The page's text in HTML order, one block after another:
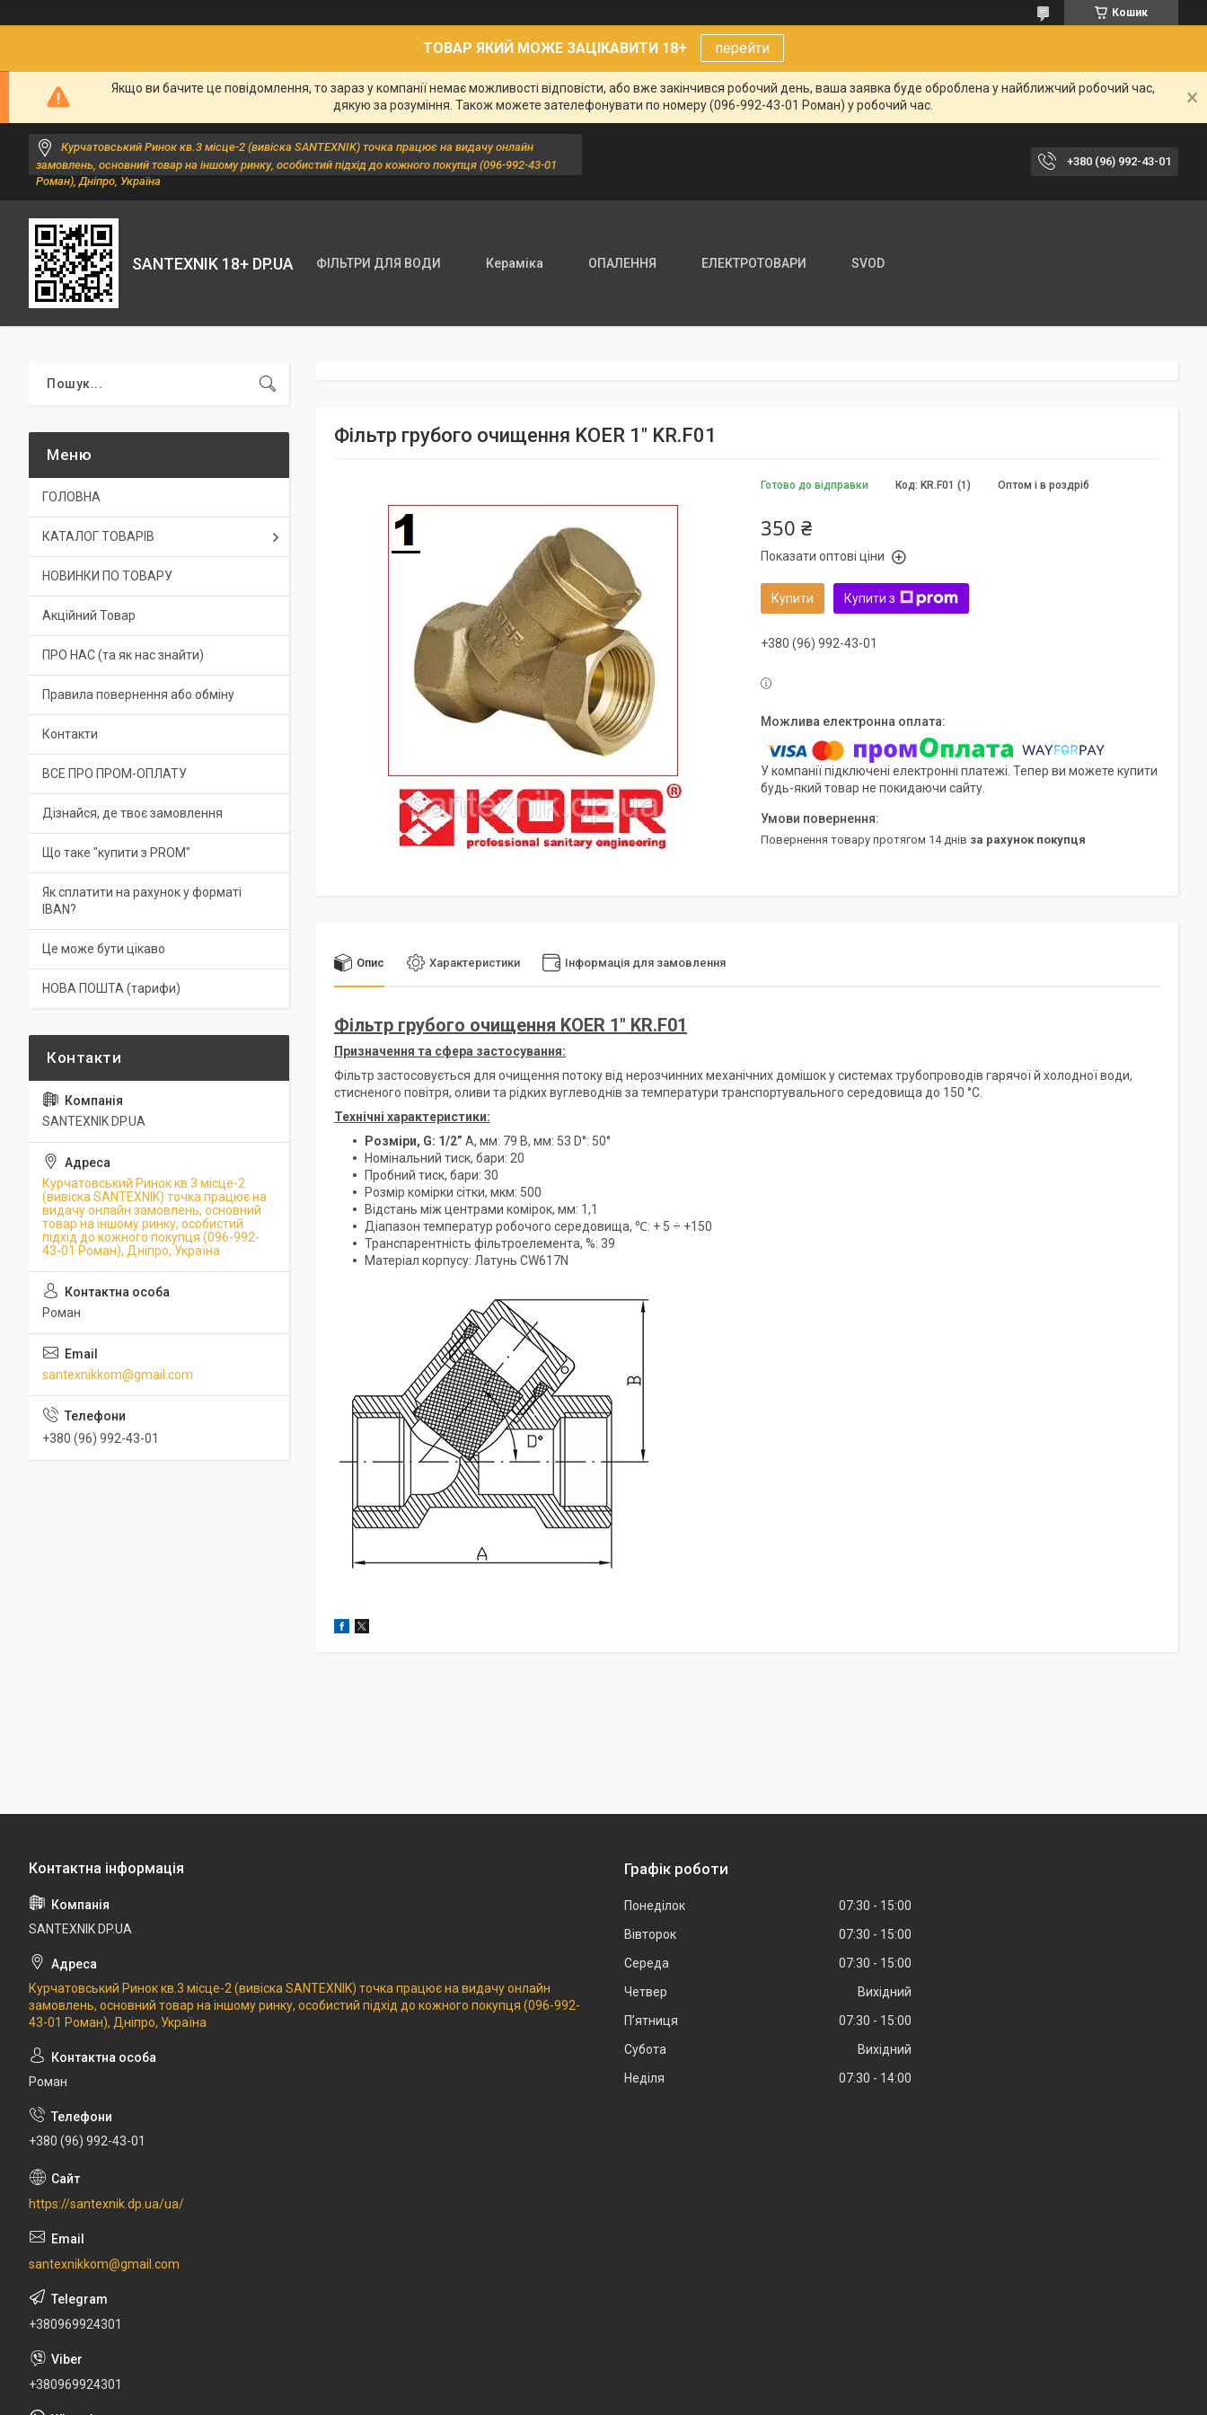
Кошик
ТОВАР ЯКИЙ МОЖЕ ЗАЦІКАВИТИ 18+ перейти
Якщо ви бачите це повідомлення, то зараз у компанії немає можливості відповісти, або вже закінчився робочий день, ваша заявка буде оброблена у найближчий робочий час,
дякую за розуміння. Також можете зателефонувати по номеру (096-992-43-01 Роман) у робочий час.
Курчатовський Ринок кв.3 місце-2 (вивіска SANTEXNIK) точка працює на видачу онлайн
замовлень, основний товар на іншому ринку, особистий підхід до кожного покупця (096-992-43-01
Роман), Дніпро, Україна
+380 (96) 992-43-01
SANTEXNIK 18+ DP.UA ФІЛЬТРИ ДЛЯ ВОДИ Кераміка ОПАЛЕННЯ ЕЛЕКТРОТОВАРИ SVOD
Фільтр грубого очищення KOER 1" KR.F01
Готово до відправки Оптом і в роздріб
Код: KR.F01 (1)
350 ₴
Показати оптові ціни
Купити Купити з
+380 (96) 992-43-01
У компанії підключені електронні платежі. Тепер ви можете купити
будь-який товар не покидаючи сайту.
повернення товару протягом 14 днів за рахунок покупця
Опис Характеристики Інформація для замовлення
Фільтр грубого очищення KOER 1" KR.F01
Призначення та сфера застосування:
Фільтр застосовується для очищення потоку від нерозчинних механічних домішок у системах трубопроводів гарячої й холодної води,
стисненого повітря, оливи та рідких вуглеводнів за температури транспортувального середовища до 150 °C.
Технічні характеристики:
Розміри, G: 1/2” A, мм: 79 B, мм: 53 D°: 50°
Номінальний тиск, бари: 20
Пробний тиск, бари: 30
Розмір комірки сітки, мкм: 500
Відстань між центрами комірок, мм: 1,1
Діапазон температур робочого середовища, ℃: + 5 ÷ +150
Транспарентність фільтроелемента, %: 39
Матеріал корпусу: Латунь CW617N
ГОЛОВНА
КАТАЛОГ ТОВАРІВ
НОВИНКИ ПО ТОВАРУ
Акційний Товар
ПРО НАС (та як нас знайти)
Правила повернення або обміну
Контакти
ВСЕ ПРО ПРОМ-ОПЛАТУ
Дізнайся, де твоє замовлення
Що таке "купити з PROM"
Як сплатити на рахунок у форматі
IBAN?
Це може бути цікаво
НОВА ПОШТА (тарифи)
SANTEXNIK DP.UA
Курчатовський Ринок кв.3 місце-2
(вивіска SANTEXNIK) точка працює на
видачу онлайн замовлень, основний
товар на іншому ринку, особистий
підхід до кожного покупця (096-992-
43-01 Роман), Дніпро, Україна
Роман
santexnikkom@gmail.com
+380 (96) 992-43-01
SANTEXNIK DP.UA
Курчатовський Ринок кв.3 місце-2 (вивіска SANTEXNIK) точка працює на видачу онлайн
замовлень, основний товар на іншому ринку, особистий підхід до кожного покупця (096-992-
43-01 Роман), Дніпро, Україна
Роман
+380 (96) 992-43-01
https://santexnik.dp.ua/ua/
santexnikkom@gmail.com
+380969924301
+380969924301
Графік роботи
Понеділок 07:30
15:00
Вівторок
07:30
15:00
Середа
07:30
15:00
Четвер
Вихідний
Пʼятниця
07:30
15:00
Субота
Вихідний
Неділя
07:30 14:00